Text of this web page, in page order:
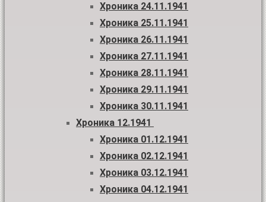
Хроника 24.11.1941
Хроника 25.11.1941
Хроника 26.11.1941
Хроника 27.11.1941
Хроника 28.11.1941
Хроника 29.11.1941
Хроника 30.11.1941
Хроника 12.1941
Хроника 01.12.1941
Хроника 02.12.1941
Хроника 03.12.1941
Хроника 04.12.1941